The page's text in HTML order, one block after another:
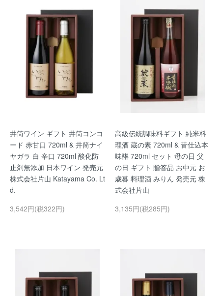
井筒ワイン ギフト 井筒コンコ
ード 赤甘口 720ml & 井筒ナイ
ヤガラ 白 辛口 720ml 酸化防
止剤無添加 日本ワイン 発売元
株式会社片山 Katayama Co. Lt
d.
3,542円(税322円)
高級伝統調味料ギフト 純米料
理酒 蔵の素 720ml & 昔仕込本
味醂 720ml セット 母の日 父
の日 ギフト 贈答品 お中元 お
歳暮 料理酒 みりん 発売元 株
式会社片山
3,135円(税285円)